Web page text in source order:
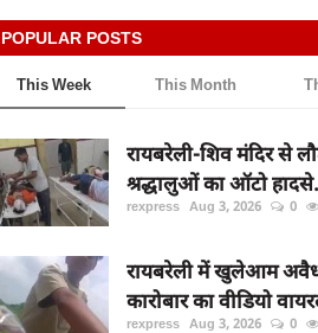
POPULAR POSTS
This Week This Month
रायबरेली-शिव मंदिर से
श्रद्धालुओं का ऑटो
rexpress Aug 3, 2026 0
रायबरेली में खुलेआम
कारोबार का वीडियो
rexpress Aug 3, 2026 0